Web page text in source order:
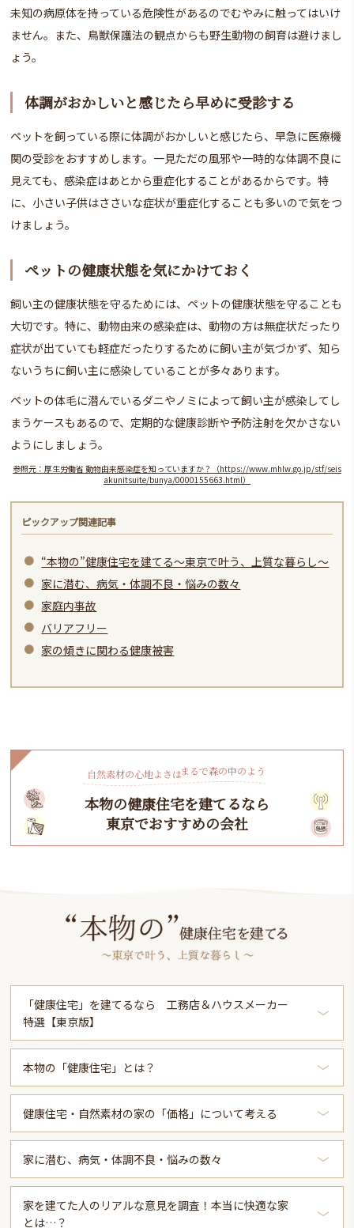
未知の病原体を持っている危険性があるのでむやみに触ってはいけ
ません。また、鳥獣保護法の観点からも野生動物の飼育は避けまし
ょう。
体調がおかしいと感じたら早めに受診する
ペットを飼っている際に体調がおかしいと感じたら、早急に医療機
関の受診をおすすめします。一見ただの風邪や一時的な体調不良に
見えても、感染症はあとから重症化することがあるからです。特
に、小さい子供はささいな症状が重症化することも多いので気をつ
けましょう。
ペットの健康状態を気にかけておく
飼い主の健康状態を守るためには、ペットの健康状態を守ることも
大切です。特に、動物由来の感染症は、動物の方は無症状だったり
症状が出ていても軽症だったりするために飼い主が気づかず、知ら
ないうちに飼い主に感染していることが多々あります。
ペットの体毛に潜んでいるダニやノミによって飼い主が感染してし
まうケースもあるので、定期的な健康診断や予防注射を欠かさない
ようにしましょう。
参照元：厚生労働省 動物由来感染症を知っていますか？（https://www.mhlw.go.jp/stf/seis
akunitsuite/bunya/0000155663.html）
ピックアップ関連記事
“本物の”健康住宅を建てる～東京で叶う、上質な暮らし～
家に潜む、病気・体調不良・悩みの数々
家庭内事故
バリアフリー
家の傾きに関わる健康被害
自然素材の心地よ さはま るで森の中のよ う
本物の健康住宅を建てるなら
東京でおすすめの会社
「健康住宅」を建てるなら 工務店＆ハウスメーカー
特選【東京版】
本物の「健康住宅」とは？
健康住宅・自然素材の家の「価格」について考える
家に潜む、病気・体調不良・悩みの数々
家を建てた人のリアルな意見を調査！本当に快適な家
とは…？